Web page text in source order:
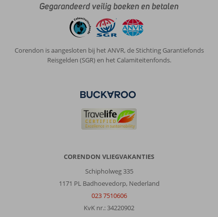
Gegarandeerd veilig boeken en betalen
Corendon is aangesloten bij het ANVR, de Stichting Garantiefonds
Reisgelden (SGR) en het Calamiteitenfonds.
CORENDON VLIEGVAKANTIES
Schipholweg 335
1171 PL Badhoevedorp, Nederland
023 7510606
KvK nr.: 34220902